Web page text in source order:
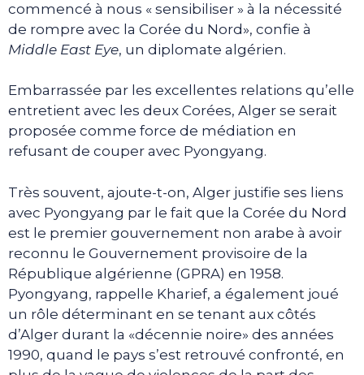
commencé à nous « sensibiliser » à la nécessité
de rompre avec la Corée du Nord», confie à
Middle East Eye, un diplomate algérien.
Embarrassée par les excellentes relations qu’elle
entretient avec les deux Corées, Alger se serait
proposée comme force de médiation en
refusant de couper avec Pyongyang.
Très souvent, ajoute-t-on, Alger justifie ses liens
avec Pyongyang par le fait que la Corée du Nord
est le premier gouvernement non arabe à avoir
reconnu le Gouvernement provisoire de la
République algérienne (GPRA) en 1958.
Pyongyang, rappelle Kharief, a également joué
un rôle déterminant en se tenant aux côtés
d’Alger durant la «décennie noire» des années
1990, quand le pays s’est retrouvé confronté, en